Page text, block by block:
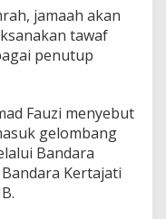
jamaah akan
tawaf
penutup
Fauzi menyebut
gelombang
Bandara
Kertajati